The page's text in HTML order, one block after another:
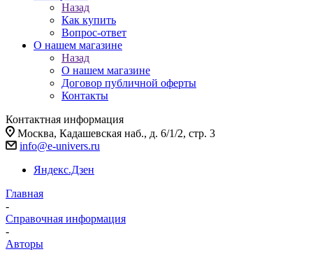
Назад
Как купить
Вопрос-ответ
О нашем магазине
Назад
О нашем магазине
Договор публичной оферты
Контакты
Контактная информация
Москва, Кадашевская наб., д. 6/1/2, стр. 3
info@e-univers.ru
Яндекс.Дзен
Главная
-
Справочная информация
-
Авторы